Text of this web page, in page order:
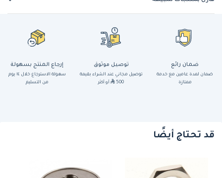
ضمان رائع
ضمان لمدة عامين مع خدمة
ممتازة
توصيل موثوق
توصيل مجاني عند الشراء بقيمة
500
أو أكثر
إرجاع المنتج بسهولة
سهولة الاسترجاع خلال ١٤ يوم
من التسليم
قد تحتاج أيضًا